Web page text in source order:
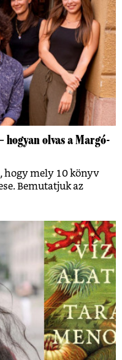
hogyan olvas a Margó-
hogy mely 10 könyv
Bemutatjuk az